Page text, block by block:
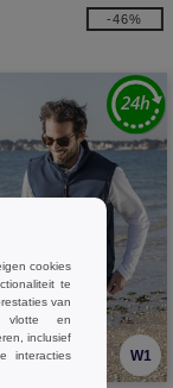
-46%
W1
cookies
te
van
vlotte en
inclusief
interacties